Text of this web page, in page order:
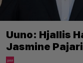
Uuno: Hjallis
Jasmine